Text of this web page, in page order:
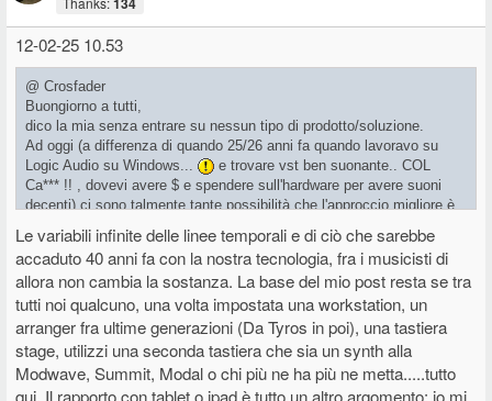
12-02-25 10.53
@ Crosfader
Buongiorno a tutti,
dico la mia senza entrare su nessun tipo di prodotto/soluzione.
Ad oggi (a differenza di quando 25/26 anni fa quando lavoravo su
Logic Audio su Windows...
e trovare vst ben suonante.. COL
Ca*** !! , dovevi avere $ e spendere sull'hardware per avere suoni
decenti) ci sono talmente tante possibilità che l'approccio migliore è
sfacchinare.
Dalla masterina con ipad, fino al Fiat Ducato pieno di Hammond
Wurly bla bla bla + facchini a corredo!
Il rapporto spesa/resa ad oggi è infinitamente più performante del
passato!
Se certi musicisti negli anni 70/80 avessero avuto i nostri
strumenti.....
....
Le variabili infinite delle linee temporali e di ciò che sarebbe
accaduto 40 anni fa con la nostra tecnologia, fra i musicisti di
allora non cambia la sostanza. La base del mio post resta se tra
tutti noi qualcuno, una volta impostata una workstation, un
arranger fra ultime generazioni (Da Tyros in poi), una tastiera
stage, utilizzi una seconda tastiera che sia un synth alla
Modwave, Summit, Modal o chi più ne ha più ne metta.....tutto
qui. Il rapporto con tablet o ipad è tutto un altro argomento: io mi